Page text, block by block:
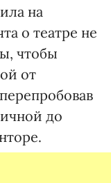
на
о театре не
чтобы
от
до